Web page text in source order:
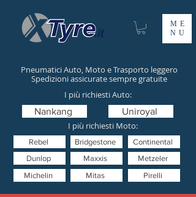
ME
NU
Pneumatici Auto, Moto e Trasporto leggero
Spedizioni assicurate sempre gratuite
I più richiesti Moto:
Mitas
Nankang
Pirelli
Uniroyal
Metzeler
Dunlop
Bridgestone Continental
Michelin
Rebel
I più richiesti Auto:
Maxxis